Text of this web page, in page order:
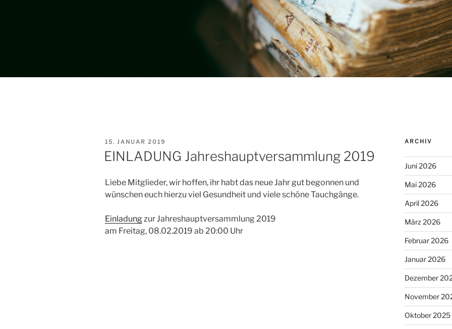
VERÖFFENTLICHT
AM
15. JANUAR 2019
EINLADUNG Jahreshauptversammlung 2019
Liebe Mitglieder, wir hoffen, ihr habt das neue Jahr gut begonnen und
wünschen euch hierzu viel Gesundheit und viele schöne Tauchgänge.
Einladungzur Jahreshauptversammlung 2019
am Freitag, 08.02.2019 ab 20:00 Uhr
ARCHIV
Juni 2026
Mai 2026
April 2026
März 2026
Februar 2026
Januar 2026
Dezember
November
Oktober 2025